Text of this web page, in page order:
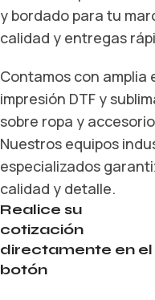
y bordado para tu
calidad y entregas
Contamos con amplia
impresión DTF y
sobre ropa y
Nuestros equipos
especializados
calidad y detalle.
Realice su
cotización
directamente en el
botón